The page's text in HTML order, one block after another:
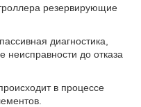
резервирующие
диагностика,
до отказа
в процессе